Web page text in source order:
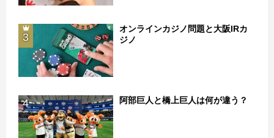
3
オンラインカジノ問題と大阪IRカ
ジノ
4 阿部巨人と橋上巨人は何が違う？